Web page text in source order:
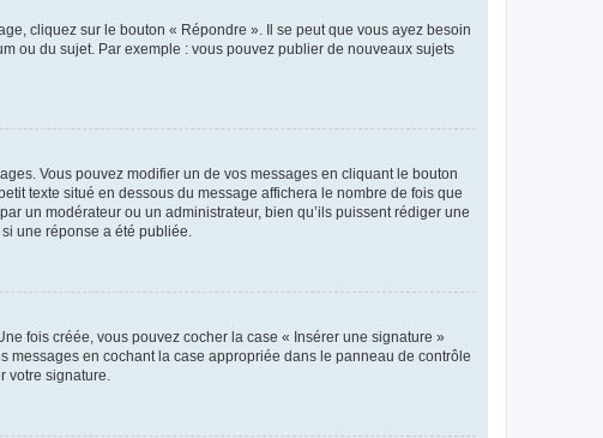
cliquez sur le bouton « Répondre ». Il se peut que vous ayez besoin
ou du sujet. Par exemple : vous pouvez publier de nouveaux sujets
Vous pouvez modifier un de vos messages en cliquant le bouton
texte situé en dessous du message affichera le nombre de fois que
un modérateur ou un administrateur, bien qu’ils puissent rédiger une
une réponse a été publiée.
fois créée, vous pouvez cocher la case « Insérer une signature »
messages en cochant la case appropriée dans le panneau de contrôle
votre signature.